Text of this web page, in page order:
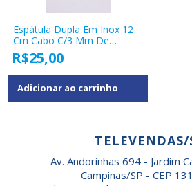
Espátula Dupla Em Inox 12
Cm Cabo C/3 Mm De
Diametro Cod 061-1
R$25,00
Adicionar ao carrinho
TELEVENDAS/
Av. Andorinhas 694 - Jardim
Campinas/SP - CEP